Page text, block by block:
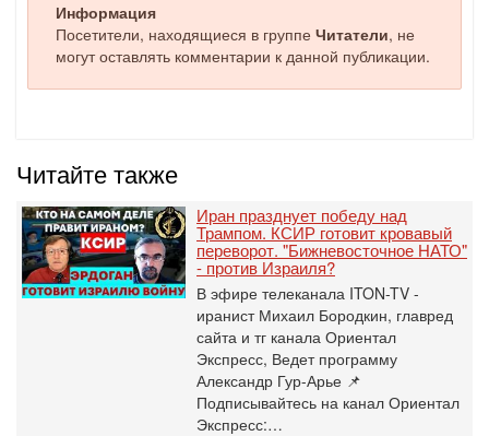
Информация
Посетители, находящиеся в группе Читатели, не
могут оставлять комментарии к данной публикации.
Читайте также
Иран празднует победу над
Трампом. КСИР готовит кровавый
переворот. "Бижневосточное НАТО"
- против Израиля?
В эфире телеканала ITON-TV -
иранист Михаил Бородкин, главред
сайта и тг канала Ориентал
Экспресс, Ведет программу
Александр Гур-Арье 📌
Подписывайтесь на канал Ориентал
Экспресс:…